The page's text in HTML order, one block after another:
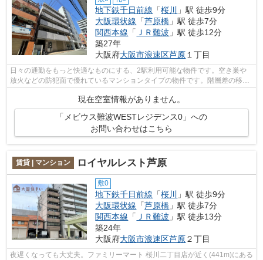
地下鉄千日前線 「桜川 」駅 徒歩9分
大阪環状線 「芦原橋 」駅 徒歩7分
関西本線 「 ＪＲ難波 」駅 徒歩12分
築27年
大阪府大阪市浪速区芦原 １丁目
日々の通勤をもっと快適なものにする、2駅利用可能な物件です。空き巣や
放火などの防犯面で優れているマンションタイプの物件です。階層差の移動
に便利なエレベーターがついています。...
現在空室情報がありません。
「メビウス難波WESTレジデンス0」への
お問い合わせはこちら
賃貸 | マンション ロイヤルレスト芦原
敷0
地下鉄千日前線 「桜川
」駅 徒歩9分
大阪環状線 「芦原橋 」駅 徒歩7分
関西本線 「 ＪＲ難波 」駅 徒歩13分
築24年
大阪府大阪市浪速区芦原２丁目
夜遅くなっても大丈夫。ファミリーマート 桜川二丁目店が近く(441m)にある